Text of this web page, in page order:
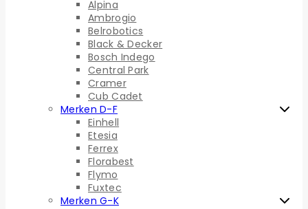
Alpina
Ambrogio
Belrobotics
Black & Decker
Bosch Indego
Central Park
Cramer
Cub Cadet
Merken D-F
Einhell
Etesia
Ferrex
Florabest
Flymo
Fuxtec
Merken G-K